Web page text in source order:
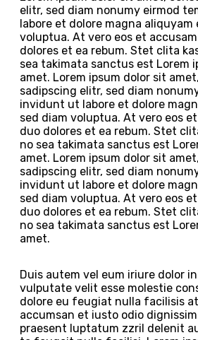
elitr, sed diam nonumy eirmod
labore et dolore magna aliquyam
voluptua. At vero eos et
dolores et ea rebum. Stet clita
sea takimata sanctus est Lorem
amet. Lorem ipsum dolor sit
sadipscing elitr, sed diam
invidunt ut labore et dolore
sed diam voluptua. At vero eos
duo dolores et ea rebum. Stet
no sea takimata sanctus est
amet. Lorem ipsum dolor sit
sadipscing elitr, sed diam
invidunt ut labore et dolore
sed diam voluptua. At vero eos
duo dolores et ea rebum. Stet
no sea takimata sanctus est
amet.
Duis autem vel eum iriure dolor
vulputate velit esse molestie
dolore eu feugiat nulla facilisis
accumsan et iusto odio
praesent luptatum zzril delenit